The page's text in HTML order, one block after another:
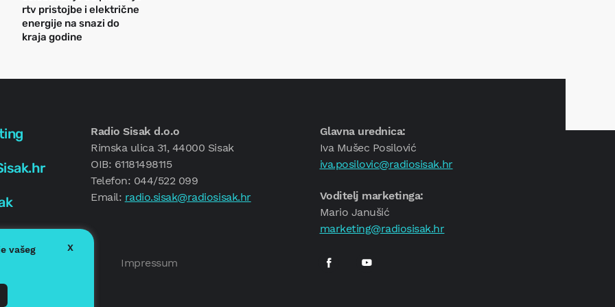
rtv pristojbe i električne
energije na snazi do
kraja godine
Radio Sisak d.o.o
Rimska ulica 31, 44000 Sisak
OIB: 61181498115
Telefon: 044/522 099
Email: radio.sisak@radiosisak.hr
Glavna urednica:
Iva Mušec Posilović
iva.posilovic@radiosisak.hr
Voditelj marketinga:
Mario Janušić
marketing@radiosisak.hr
Impressum
vašeg
X